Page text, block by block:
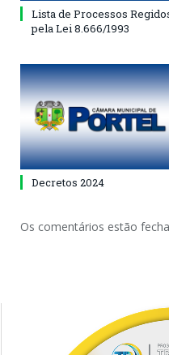
Lista de Processos
pela Lei 8.666/1993
Decretos 2024
Os comentários estão